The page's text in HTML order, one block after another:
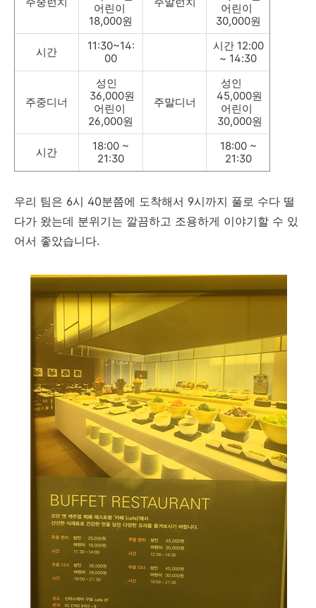
어린이
18,000원
어린이
30,000원
시간
11:30~14:
00
시간 12:00
~ 14:30
주중디너
성인
36,000원
어린이
26,000원
주말디너
성인
45,000원
어린이
30,000원
시간
18:00 ~
21:30
18:00 ~
21:30
우리 팀은 6시 40분쯤에 도착해서 9시까지 풀로 수다 떨
다가 왔는데 분위기는 깔끔하고 조용하게 이야기할 수 있
어서 좋았습니다.